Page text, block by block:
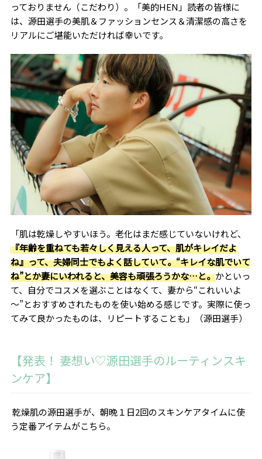
っておりません（こだわり）。「美的HEN 」読者の皆様に
は、源田選手の美肌＆ファッションセンス＆清潔感の高さを
リアルにご堪能いただければ幸いです。
「肌は乾燥しやすいほう。老化はまだ感じていないけれど、
『年齢を重ねても若々しく見える人って、肌がキレイだよ
ね』って、夫婦同士でもよく話していて。“キレイな肌でいて
ね”とか妻にいわれると、美容も頑張ろうかな…と。かといっ
て、自分でコスメを選ぶことはなくて、妻から“これいいよ
～”とおすすめされたものを使い始める感じです。実際に使っ
てみて良かったものは、リピートすることも」（源田選手）
【発表！ 妻想い♡源田選手のルーティンスキ
ンケア】
乾燥肌の源田選手が、 朝晩１日2回のスキンケアタイムに使
う定番アイテムがこちら。